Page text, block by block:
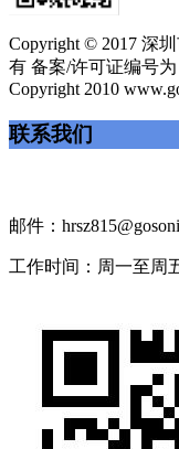
Copyright © 2017 深
有 备案/许可证编号为
Copyright 2010
联系我们
邮件：
工作时间：周一至周